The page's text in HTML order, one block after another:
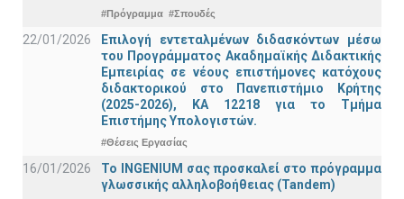
#Πρόγραμμα #Σπουδές
22/01/2026
Επιλογή εντεταλμένων διδασκόντων μέσω
του Προγράμματος Ακαδημαϊκής Διδακτικής
Εμπειρίας σε νέους επιστήμονες κατόχους
διδακτορικού στο Πανεπιστήμιο Κρήτης
(2025-2026), ΚΑ 12218 για το Τμήμα
Επιστήμης Υπολογιστών.
#Θέσεις Εργασίας
16/01/2026
Το INGENIUM σας προσκαλεί στο πρόγραμμα
γλωσσικής αλληλοβοήθειας (Tandem)